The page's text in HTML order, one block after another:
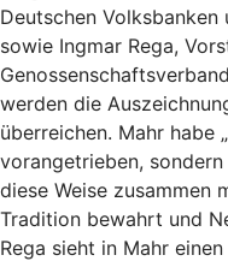
Deutschen Volksbanken
sowie Ingmar Rega,
werden die
überreichen. Mahr habe
vorangetrieben,
diese Weise zusammen
Tradition bewahrt und
Rega sieht in Mahr